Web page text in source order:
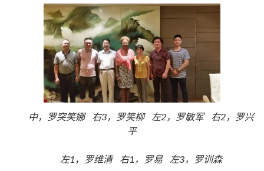
中，罗突笑娜 右3，罗笑柳 左2，罗敏军 右2，罗兴
平
左1，罗维清 右1，罗易 左3，罗训森